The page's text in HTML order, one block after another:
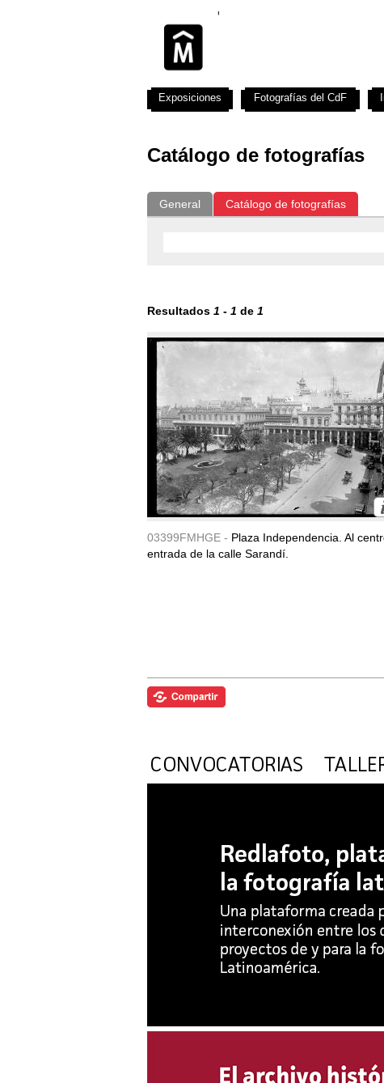
Catálogo de fotografías
General Catálogo de fotografías
Resultados 1 - 1 de 1
03399FMHGE - Plaza Independencia. Al
entrada de la calle Sarandí.
Exposiciones Fotografías del CdF